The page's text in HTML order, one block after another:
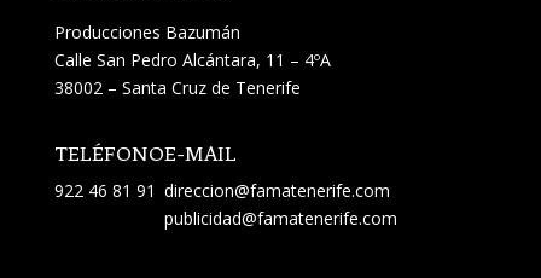
Producciones Bazumán
Calle San Pedro Alcántara, 11 – 4ºA
38002 – Santa Cruz de Tenerife
TELÉFONO
922 46 81 91
E-MAIL
direccion@famatenerife.com
publicidad@famatenerife.com